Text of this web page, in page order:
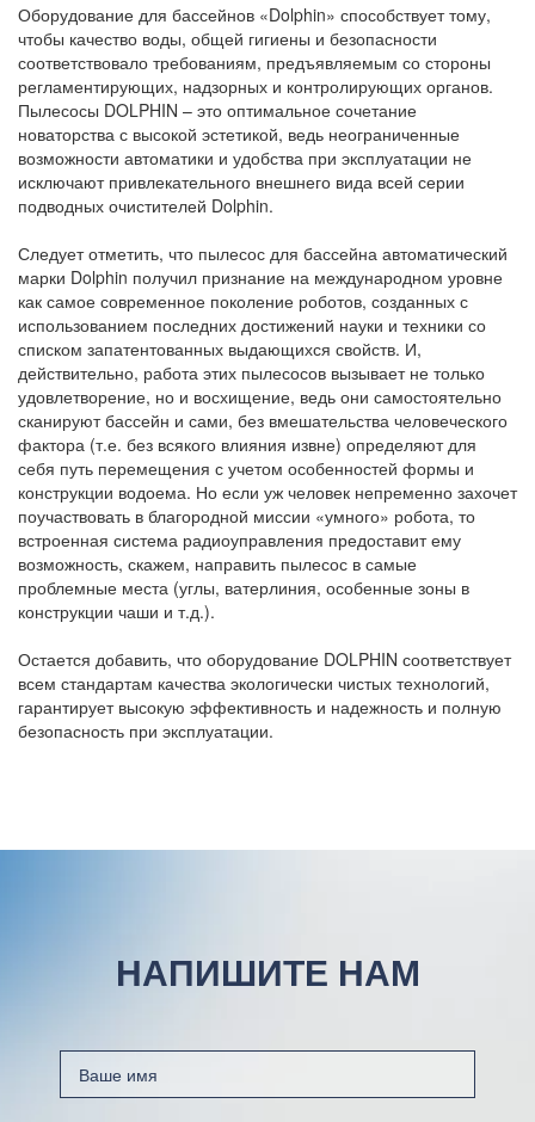
Оборудование для бассейнов «Dolphin» способствует тому,
чтобы качество воды, общей гигиены и безопасности
соответствовало требованиям, предъявляемым со стороны
регламентирующих, надзорных и контролирующих органов.
Пылесосы DOLPHIN – это оптимальное сочетание
новаторства с высокой эстетикой, ведь неограниченные
возможности автоматики и удобства при эксплуатации не
исключают привлекательного внешнего вида всей серии
подводных очистителей Dolphin.
Следует отметить, что пылесос для бассейна автоматический
марки Dolphin получил признание на международном уровне
как самое современное поколение роботов, созданных с
использованием последних достижений науки и техники со
списком запатентованных выдающихся свойств. И,
действительно, работа этих пылесосов вызывает не только
удовлетворение, но и восхищение, ведь они самостоятельно
сканируют бассейн и сами, без вмешательства человеческого
фактора (т.е. без всякого влияния извне) определяют для
себя путь перемещения с учетом особенностей формы и
конструкции водоема. Но если уж человек непременно захочет
поучаствовать в благородной миссии «умного» робота, то
встроенная система радиоуправления предоставит ему
возможность, скажем, направить пылесос в самые
проблемные места (углы, ватерлиния, особенные зоны в
конструкции чаши и т.д.).
Остается добавить, что оборудование DOLPHIN соответствует
всем стандартам качества экологически чистых технологий,
гарантирует высокую эффективность и надежность и полную
безопасность при эксплуатации.
НАПИШИТЕ НАМ